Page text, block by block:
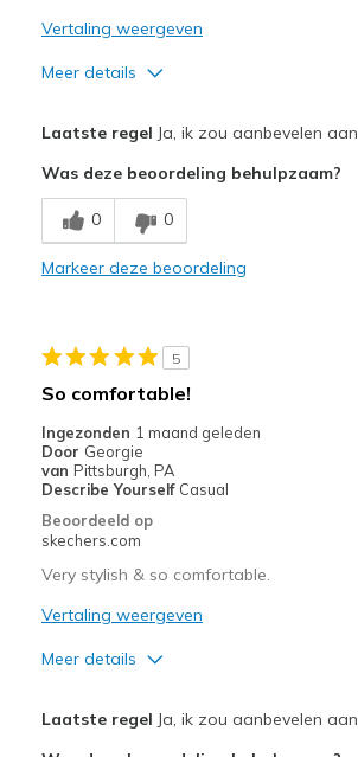
Vertaling weergeven
Meer details
Comfortable
Durable
Casual Wear
Width
Sizing
Feels true to size
View On Shoes
Laatste regel Ja, ik zou aanbevelen
Was deze beoordeling behulpzaam?
0 0
Markeer deze beoordeling
5
So comfortable!
Ingezonden 1 maand geleden
Door Georgie
van Pittsburgh, PA
Describe Yourself Casual
Beoordeeld op
skechers.com
Very stylish & so comfortable.
Vertaling weergeven
Meer details
Laatste regel Ja, ik zou aanbevelen